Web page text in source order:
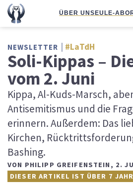
ÜBER UNSEULE-ABO
NEWSLETTER #LaTdH
Soli-Kippas –
vom 2. Juni
Kippa, Al-Kuds-Marsch,
Antisemitismus und die
erinnern. Außerdem: Das
Kirchen,
Bashing.
VON PHILIPP GREIFENSTEIN , 2.
DIESER ARTIKEL IST ÜBER 7